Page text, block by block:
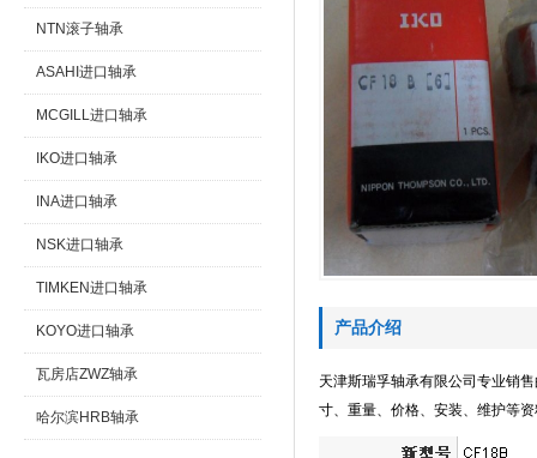
NTN滚子轴承
ASAHI进口轴承
MCGILL进口轴承
IKO进口轴承
INA进口轴承
NSK进口轴承
TIMKEN进口轴承
KOYO进口轴承
瓦房店ZWZ轴承
哈尔滨HRB轴承
产品介绍
天津斯瑞孚轴承有限公司专业销
寸、重量、价格、安装、维护等